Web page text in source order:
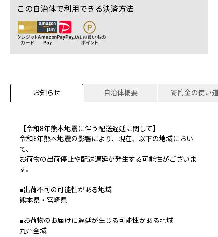
この自治体で利用できる決済方法
お知らせ 自治体概要 寄附金の使い道
【令和8年熊本地震に伴う配送遅延に関して】
令和8年熊本地震の影響により、現在、以下の地域におい
て、
お荷物の出荷停止や配送遅延が発生する可能性がございま
す。
■出荷不可の可能性がある地域
熊本県・宮崎県
■お荷物のお届けに遅延が生じる可能性がある地域
九州全域